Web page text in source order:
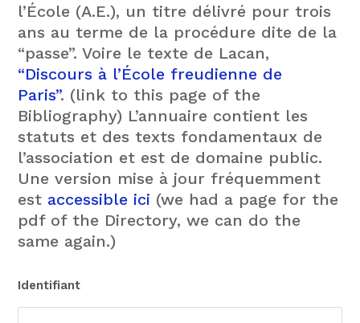
l’École (A.E.), un titre délivré pour trois
ans au terme de la procédure dite de la
“passe”. Voire le texte de Lacan,
“Discours à l’École freudienne de
Paris”. (link to this page of the
Bibliography) L’annuaire contient les
statuts et des texts fondamentaux de
l’association et est de domaine public.
Une version mise à jour fréquemment
est accessible ici (we had a page for the
pdf of the Directory, we can do the
same again.)
Identifiant